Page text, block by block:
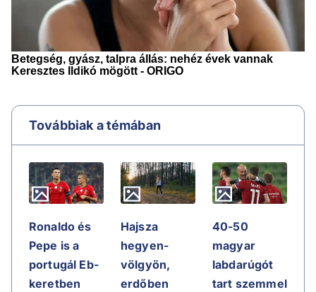
Továbbiak a témában
Ronaldo és
Pepe is a
portugál Eb-
keretben
Hajsza
hegyen-
völgyön,
erdőben
40-50
magyar
labdarúgót
tart szemmel